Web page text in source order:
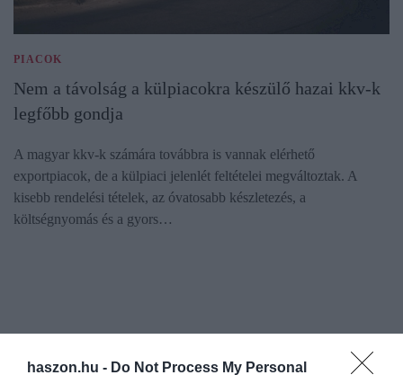
haszon.hu - Do Not Process My Personal
PIACOK
Nem a távolság a külpiacokra készülő hazai kkv-k
legfőbb gondja
A magyar kkv-k számára továbbra is vannak elérhető
exportpiacok, de a külpiaci jelenlét feltételei megváltoztak. A
kisebb rendelési tételek, az óvatosabb készletezés, a
költségnyomás és a gyors…